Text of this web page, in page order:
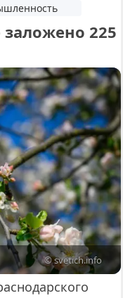
225
© svetich.info